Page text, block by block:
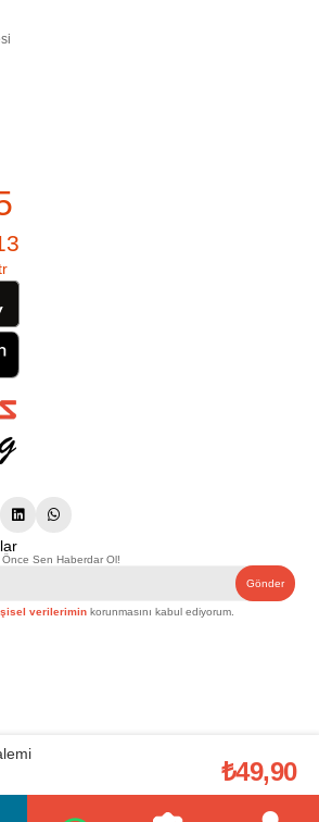
Önce Sen Haberdar Ol!
Gönder
verilerimin korunmasını kabul ediyorum.
Afeks Yapı Market
. Tüm hakları saklıdır.
ürünler ticari amaçlıdır. Web sitemizde yer alan
ait olup, firmamızın yazılı izni alınmadan
İçeriklerin izin alınmadan kopyalanması ve
₺49,90